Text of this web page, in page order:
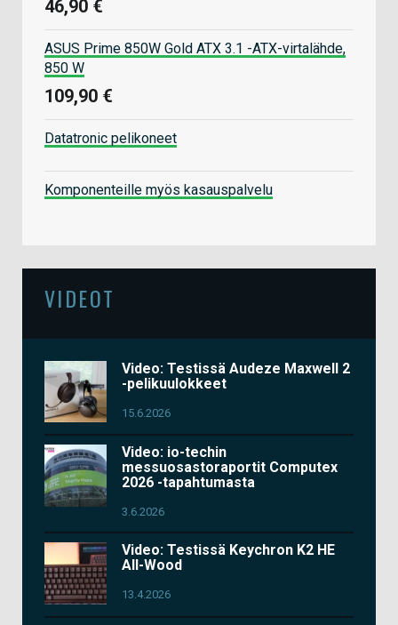
46,90 €
ASUS Prime 850W Gold ATX 3.1 -ATX-virtalähde,
850 W
109,90 €
Datatronic pelikoneet
Komponenteille myös kasauspalvelu
VIDEOT
Video: Testissä Audeze Maxwell 2
-pelikuulokkeet
15.6.2026
Video: io-techin
messuosastoraportit Computex
2026 -tapahtumasta
3.6.2026
Video: Testissä Keychron K2 HE
All-Wood
13.4.2026